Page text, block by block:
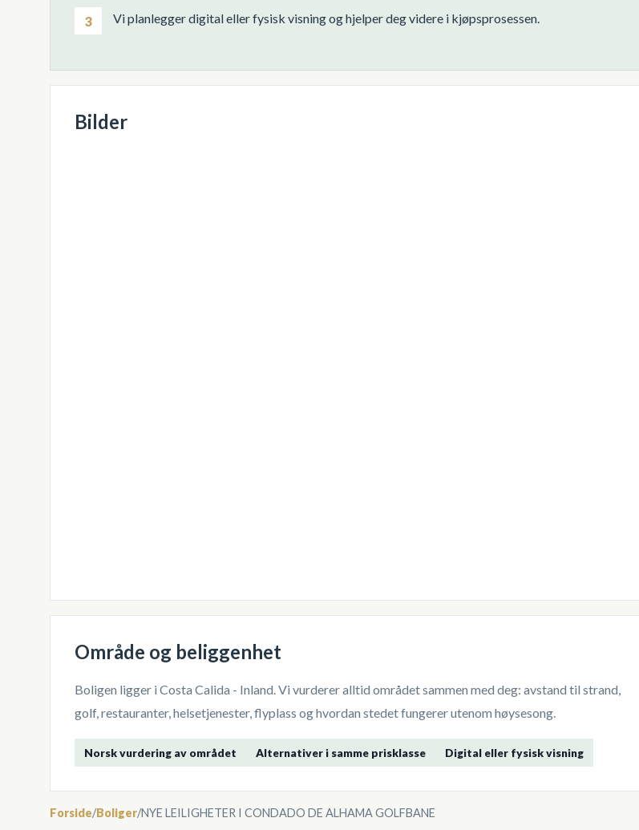
3 Vi planlegger digital eller fysisk visning og hjelper deg videre i kjøpsprosessen.
Bilder
Område og beliggenhet
Boligen ligger i Costa Calida - Inland. Vi vurderer alltid området sammen med deg: avstand til strand,
golf, restauranter, helsetjenester, flyplass og hvordan stedet fungerer utenom høysesong.
Norsk vurdering av området Alternativer i samme prisklasse Digital eller fysisk visning
Forside/Boliger/NYE LEILIGHETER I CONDADO DE ALHAMA GOLFBANE